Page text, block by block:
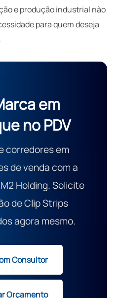
e produção industrial não
para quem deseja
em
no PDV
corredores em
de venda com a
Holding. Solicite
de Clip Strips
agora mesmo.
Consultor
Orçamento